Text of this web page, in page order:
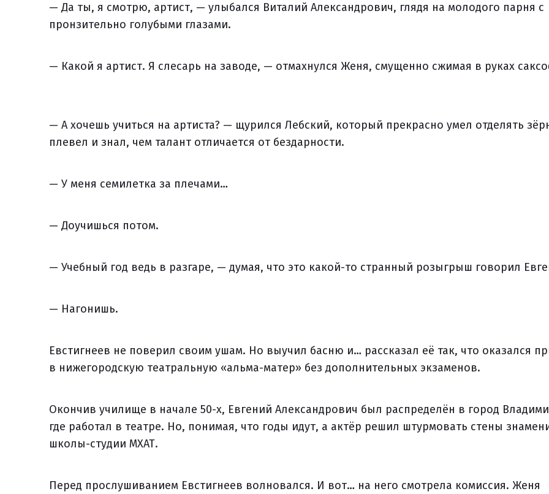
— Да ты, я смотрю, артист, — улыбался Виталий Александрович, глядя на молодого парня с
пронзительно голубыми глазами.
— Какой я артист. Я слесарь на заводе, — отмахнулся Женя, смущенно сжимая в руках
— А хочешь учиться на артиста? — щурился Лебский, который прекрасно умел отделять
плевел и знал, чем талант отличается от бездарности.
— У меня семилетка за плечами…
— Доучишься потом.
— Учебный год ведь в разгаре, — думая, что это какой-то странный розыгрыш говорил
— Нагонишь.
Евстигнеев не поверил своим ушам. Но выучил басню и… рассказал её так, что оказался
в нижегородскую театральную «альма-матер» без дополнительных экзаменов.
Окончив училище в начале 50-х, Евгений Александрович был распределён в город
где работал в театре. Но, понимая, что годы идут, а актёр решил штурмовать стены
школы-студии МХАТ.
Перед прослушиванием Евстигнеев волновался. И вот… на него смотрела комиссия. Женя